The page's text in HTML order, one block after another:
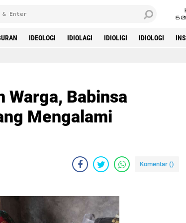
6
IDEOLOGI IDIOLAGI IDIOLIGI IDIOLOGI
Warga, Babinsa
Mengalami
Komentar ()